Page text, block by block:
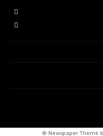
© Newspaper Theme